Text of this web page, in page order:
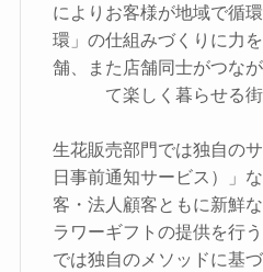
によりお客様が地域で循
環」の仕組みづくりに力
舗、また店舗同士がつな
て楽しく暮らせる
生花販売部門では独自の
日事前通知サービス）」
客・法人顧客ともに新鮮
ラワーギフトの提供を行
では独自のメソッドに基